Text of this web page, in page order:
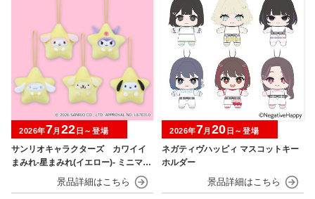
サンリオキャラクターズ カワイイ
まみれ-星まみれ(イエロー)- ミニマス
2026年7月 22 日～登場
ネガティヴハッピィ マスコットキー
ホルダー
2026年7月 20 日～登場